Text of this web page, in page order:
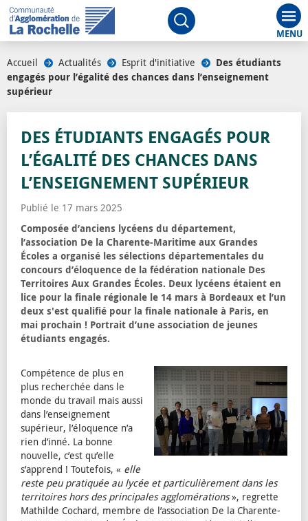
Ouvrir le moteur de
Accueil Actualités Esprit d'initiative
Des étudiants
engagés pour l’égalité des chances dans l’enseignement
supérieur
DES ÉTUDIANTS ENGAGÉS POUR
L’ÉGALITÉ DES CHANCES DANS
L’ENSEIGNEMENT SUPÉRIEUR
Publié le 17 mars 2025
Composée d’anciens lycéens du département,
l’association De la Charente-Maritime aux Grandes
Écoles a organisé les sélections départementales du
concours d’éloquence de la fédération nationale Des
Territoires Aux Grandes Écoles. Deux lycéens étaient en
lice pour la finale régionale le 14 mars à Bordeaux et l’un
deux s'est qualifié pour la finale nationale à Paris, en
mai prochain ! Portrait d’une association de jeunes
étudiants engagés.
Compétence de plus en
plus recherchée dans le
monde du travail mais aussi
dans l’enseignement
supérieur, l’éloquence n’a
rien d’inné. La bonne
nouvelle, c’est qu’elle
s’apprend ! Toutefois, « elle
reste peu pratiquée au lycée et particulièrement dans les
territoires hors des principales agglomérations», regrette
Mathilde Cochard, membre de l’association De la Charente-